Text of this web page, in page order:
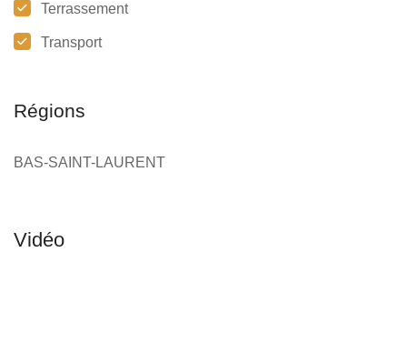
Terrassement
Transport
Régions
BAS-SAINT-LAURENT